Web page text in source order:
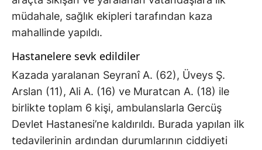
müdahale, sağlık ekipleri tarafından kaza
mahallinde yapıldı.
Hastanelere sevk edildiler
Kazada yaralanan Seyranî A. (62), Üveys Ş.
Arslan (11), Ali A. (16) ve Muratcan A. (18) ile
birlikte toplam 6 kişi, ambulanslarla Gercüş
Devlet Hastanesi’ne kaldırıldı. Burada yapılan ilk
tedavilerinin ardından durumlarının ciddiyeti